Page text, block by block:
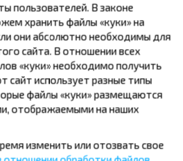
пользователей. В законе
хранить файлы «куки» на
они абсолютно необходимы для
сайта. В отношении всех
«куки» необходимо получить
сайт использует разные типы
файлы «куки» размещаются
отображаемыми на наших
изменить или отозвать свое